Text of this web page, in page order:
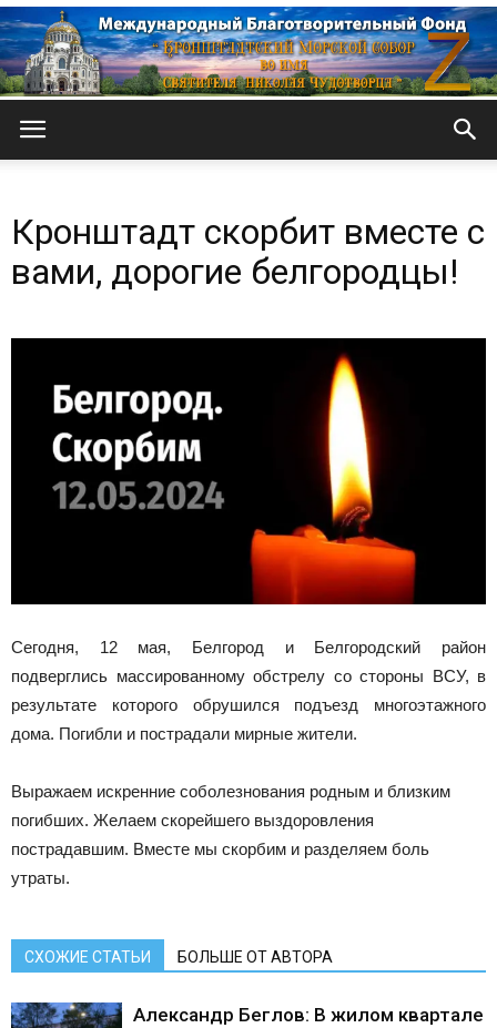
Морской
собор
Кронштадт скорбит вместе с
вами, дорогие белгородцы!
Сегодня, 12 мая, Белгород и Белгородский район
подверглись массированному обстрелу со стороны ВСУ, в
результате которого обрушился подъезд многоэтажного
дома. Погибли и пострадали мирные жители.
Выражаем искренние соболезнования родным и близким
погибших. Желаем скорейшего выздоровления
пострадавшим. Вместе мы скорбим и разделяем боль
утраты.
СХОЖИЕ СТАТЬИ БОЛЬШЕ ОТ АВТОРА
Александр Беглов: В жилом квартале